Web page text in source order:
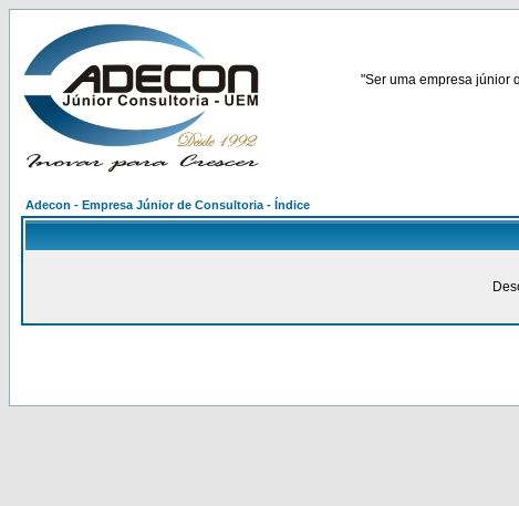
"Ser uma empresa júnior
Adecon - Empresa Júnior de Consultoria - Índice